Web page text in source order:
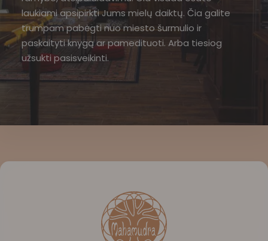
laukiami apsipirkti Jums mielų daiktų. Čia galite
trumpam pabėgti nuo miesto šurmulio ir
paskaityti knygą ar pamedituoti. Arba tiesiog
užsukti pasisveikinti.